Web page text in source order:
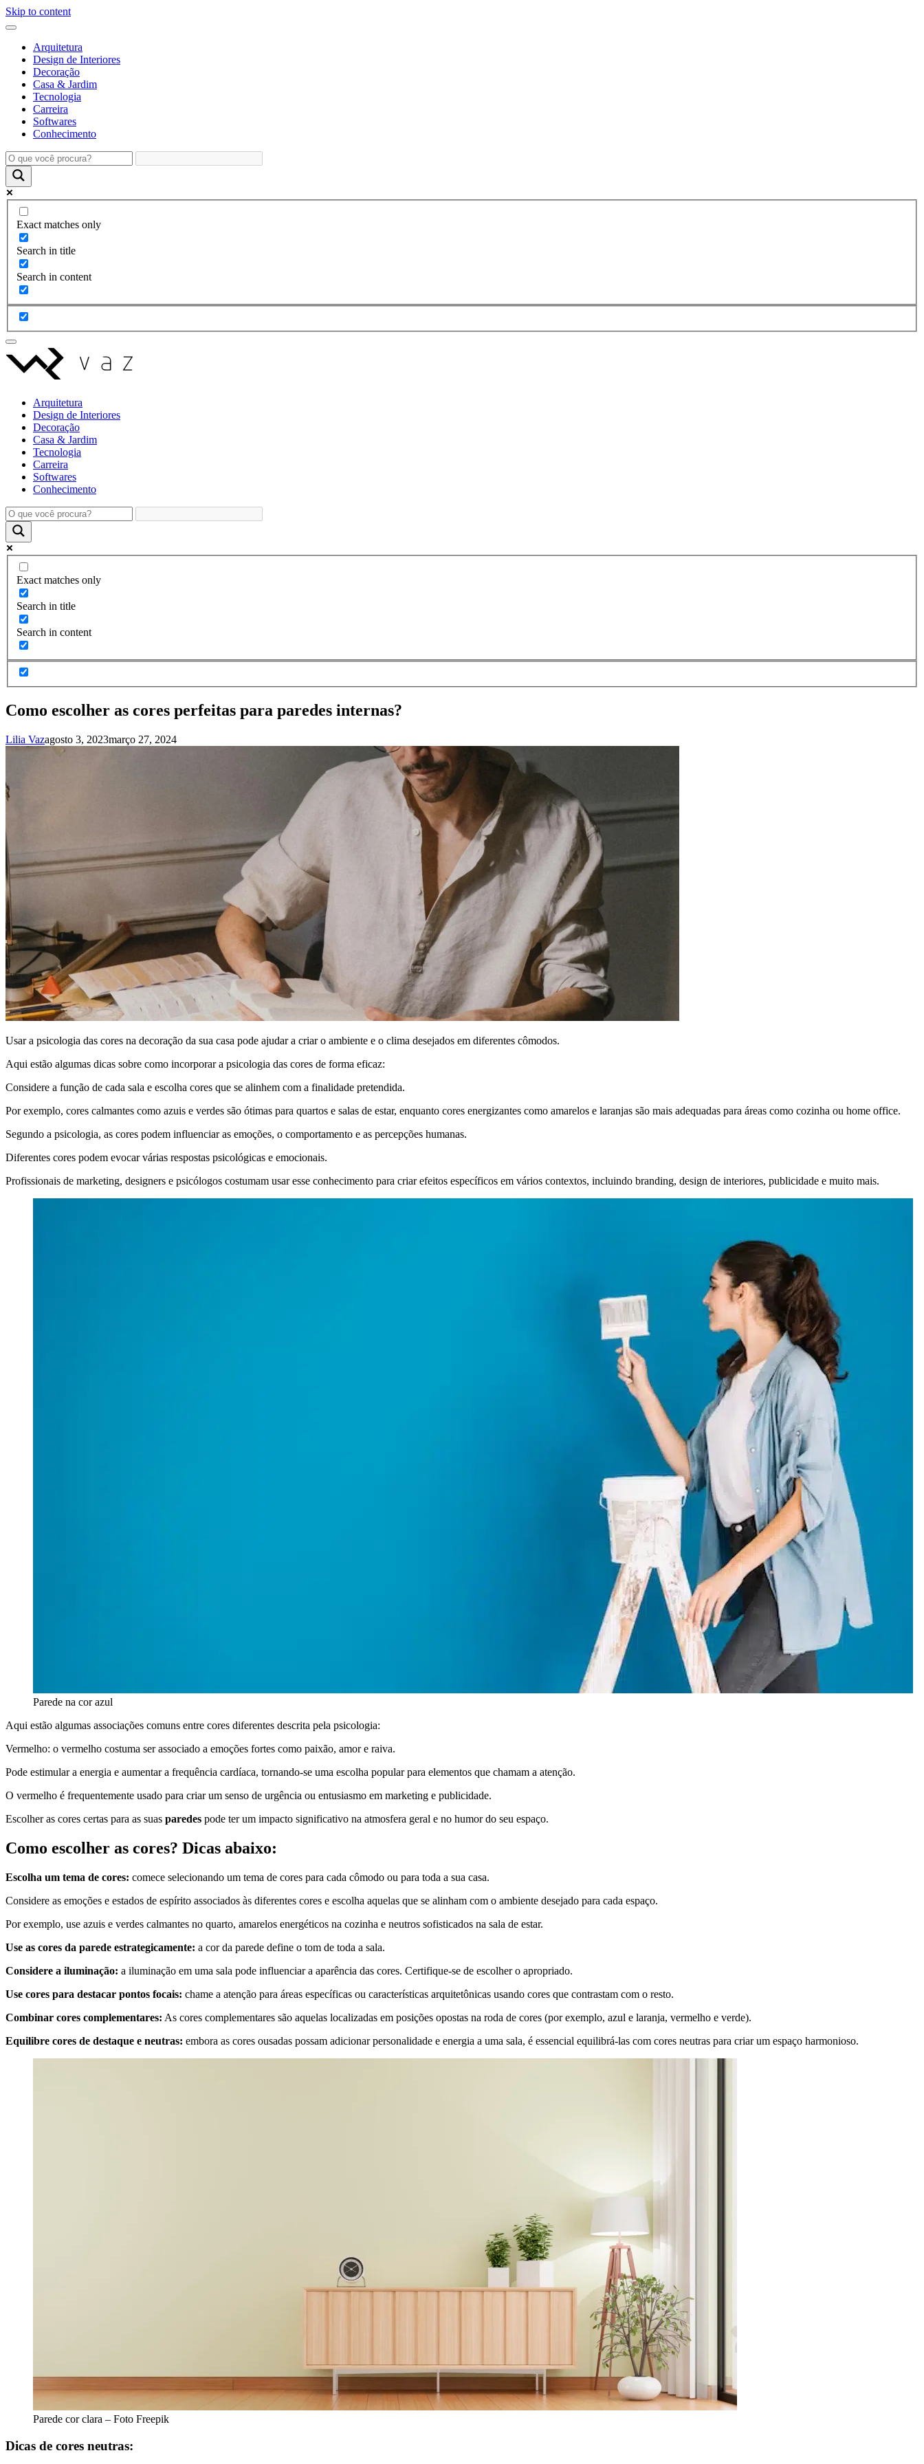
Skip to content
Arquitetura
Design de Interiores
Decoração
Casa & Jardim
Tecnologia
Carreira
Softwares
Conhecimento
Exact matches only
Search in title
Search in content
Arquitetura
Design de Interiores
Decoração
Casa & Jardim
Tecnologia
Carreira
Softwares
Conhecimento
Exact matches only
Search in title
Search in content
Como escolher as cores perfeitas para paredes internas?
Lilia Vazagosto 3, 2023março 27, 2024
Usar a psicologia das cores na decoração da sua casa pode ajudar a criar o ambiente e o clima desejados em diferentes cômodos.
Aqui estão algumas dicas sobre como incorporar a psicologia das cores de forma eficaz:
Considere a função de cada sala e escolha cores que se alinhem com a finalidade pretendida.
Por exemplo, cores calmantes como azuis e verdes são ótimas para quartos e salas de estar, enquanto cores energizantes como amarelos e laranjas são mais adequadas para áreas como cozinha ou home office.
Segundo a psicologia, as cores podem influenciar as emoções, o comportamento e as percepções humanas.
Diferentes cores podem evocar várias respostas psicológicas e emocionais.
Profissionais de marketing, designers e psicólogos costumam usar esse conhecimento para criar efeitos específicos em vários contextos, incluindo branding, design de interiores, publicidade e muito mais.
Parede na cor azul
Aqui estão algumas associações comuns entre cores diferentes descrita pela psicologia:
Vermelho: o vermelho costuma ser associado a emoções fortes como paixão, amor e raiva.
Pode estimular a energia e aumentar a frequência cardíaca, tornando-se uma escolha popular para elementos que chamam a atenção.
O vermelho é frequentemente usado para criar um senso de urgência ou entusiasmo em marketing e publicidade.
Escolher as cores certas para as suas paredes pode ter um impacto significativo na atmosfera geral e no humor do seu espaço.
Como escolher as cores? Dicas abaixo:
Escolha um tema de cores: comece selecionando um tema de cores para cada cômodo ou para toda a sua casa.
Considere as emoções e estados de espírito associados às diferentes cores e escolha aquelas que se alinham com o ambiente desejado para cada espaço.
Por exemplo, use azuis e verdes calmantes no quarto, amarelos energéticos na cozinha e neutros sofisticados na sala de estar.
Use as cores da parede estrategicamente: a cor da parede define o tom de toda a sala.
Considere a iluminação: a iluminação em uma sala pode influenciar a aparência das cores. Certifique-se de escolher o apropriado.
Use cores para destacar pontos focais: chame a atenção para áreas específicas ou características arquitetônicas usando cores que contrastam com o resto.
Combinar cores complementares: As cores complementares são aquelas localizadas em posições opostas na roda de cores (por exemplo, azul e laranja, vermelho e verde).
Equilibre cores de destaque e neutras: embora as cores ousadas possam adicionar personalidade e energia a uma sala, é essencial equilibrá-las com cores neutras para criar um espaço harmonioso.
Parede cor clara – Foto Freepik
Dicas de cores neutras: